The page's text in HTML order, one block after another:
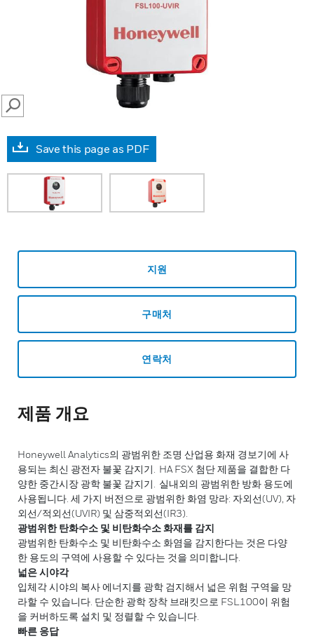
SEARCH
Save this page as PDF
지원
구매처
연락처
제품 개요
Honeywell Analytics의 광범위한 조명 산업용 화재 경보기에 사
용되는 최신 광전자 불꽃 감지기. HA FSX 첨단 제품을 결합한 다
양한 중간시장 광학 불꽃 감지기. 실내외의 광범위한 방화 용도에
사용됩니다. 세 가지 버전으로 광범위한 화염 망라: 자외선(UV), 자
외선/적외선(UVIR) 및 삼중적외선(IR3).
광범위한 탄화수소 및 비탄화수소 화재를 감지
광범위한 탄화수소 및 비탄화수소 화염을 감지한다는 것은 다양
한 용도의 구역에 사용할 수 있다는 것을 의미합니다.
넓은 시야각
입체각 시야의 복사 에너지를 광학 검지해서 넓은 위험 구역을 망
라할 수 있습니다. 단순한 광학 장착 브래킷으로 FSL100이 위험
을 커버하도록 설치 및 정렬할 수 있습니다.
빠른 응답